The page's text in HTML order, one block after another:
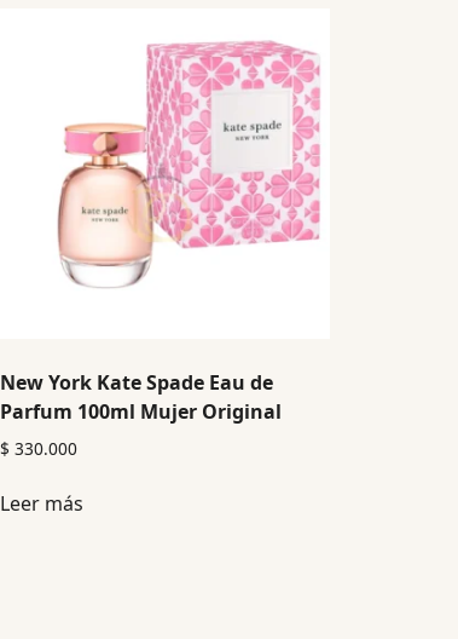
New York Kate Spade Eau de
Parfum 100ml Mujer Original
$ 330.000
Leer más